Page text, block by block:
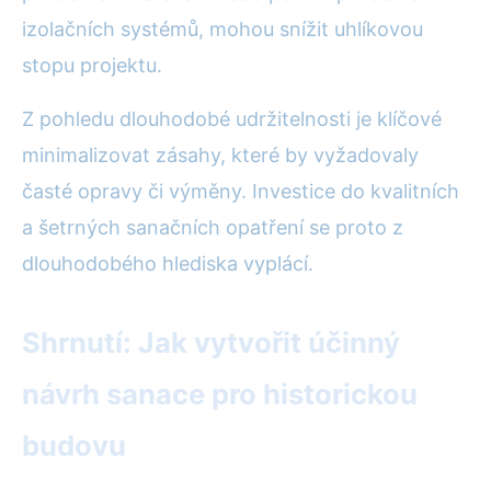
izolačních systémů, mohou snížit uhlíkovou
stopu projektu.
Z pohledu dlouhodobé udržitelnosti je klíčové
minimalizovat zásahy, které by vyžadovaly
časté opravy či výměny. Investice do kvalitních
a šetrných sanačních opatření se proto z
dlouhodobého hlediska vyplácí.
Shrnutí: Jak vytvořit účinný
návrh sanace pro historickou
budovu